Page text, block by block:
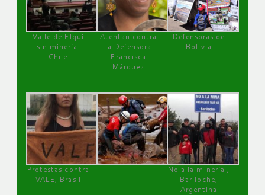
Valle de Elqui
sin minería.
Chile
Atentan contra
la Defensora
Francisca
Márquez
Defensoras de
Bolivia
Protestas contra
VALE, Brasil
No a la minería ,
Bariloche,
Argentina